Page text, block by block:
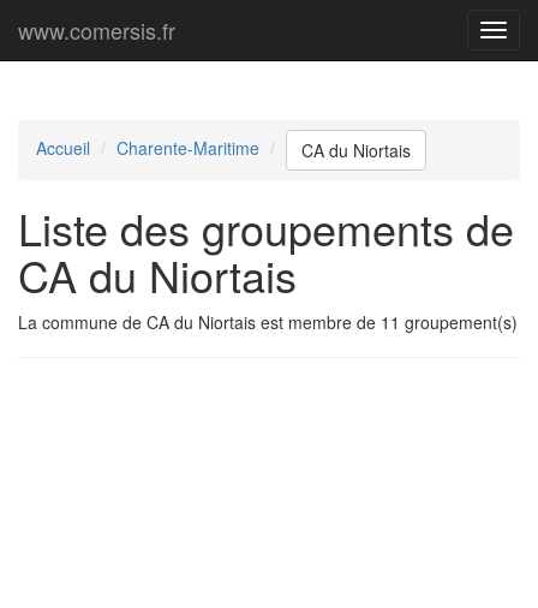
Menu
www.comersis.fr
Accueil Charente-Maritime CA du Niortais
Liste des groupements de
CA du Niortais
La commune de CA du Niortais est membre de 11 groupement(s)